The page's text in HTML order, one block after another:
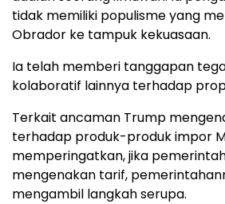
tidak memiliki populisme yang
Obrador ke tampuk kekuasaan.
Ia telah memberi tanggapan
kolaboratif lainnya terhadap
Terkait ancaman Trump
terhadap produk-produk impor
memperingatkan, jika
mengenakan tarif,
mengambil langkah serupa.